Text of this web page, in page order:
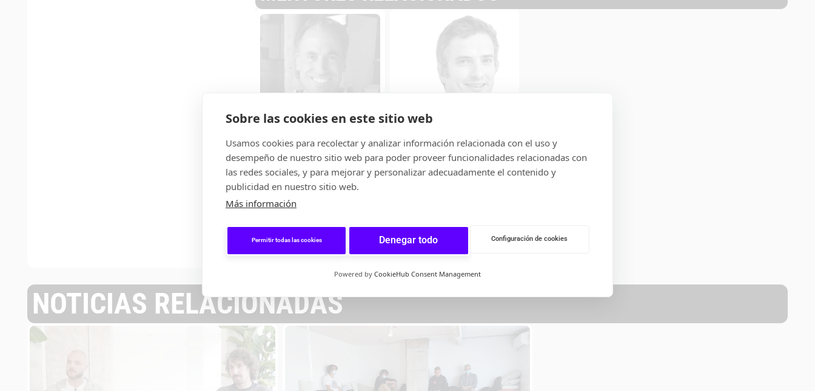
Branding Business Development
Comunicación ,Deporte - Wellness
Estrategia,Internacionalización
Marketing - Publicidad, Retail
Ramon Artigas
Business Development
Business
Planning,Estrategia, Finanzas -
Managing Director
NORGESTION
NOTICIAS RELACIONADAS
Sobre las cookies en este sitio web
Usamos cookies para recolectar y analizar información relacionada con el uso y
desempeño de nuestro sitio web para poder proveer funcionalidades relacionadas con
las redes sociales, y para mejorar y personalizar adecuadamente el contenido y
publicidad en nuestro sitio web.
Más información
Permitir todas las cookies Denegar todo Configuración de cookies
Powered by CookieHub Consent Management